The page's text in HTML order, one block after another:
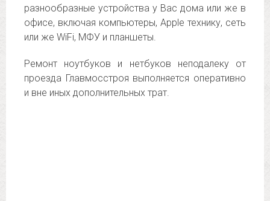
разнообразные устройства у Вас дома или же в
офисе, включая компьютеры, Apple технику, сеть
или же WiFi, МФУ и планшеты.
Ремонт ноутбуков и нетбуков неподалеку от
проезда Главмосстроя выполняется оперативно
и вне иных дополнительных трат.